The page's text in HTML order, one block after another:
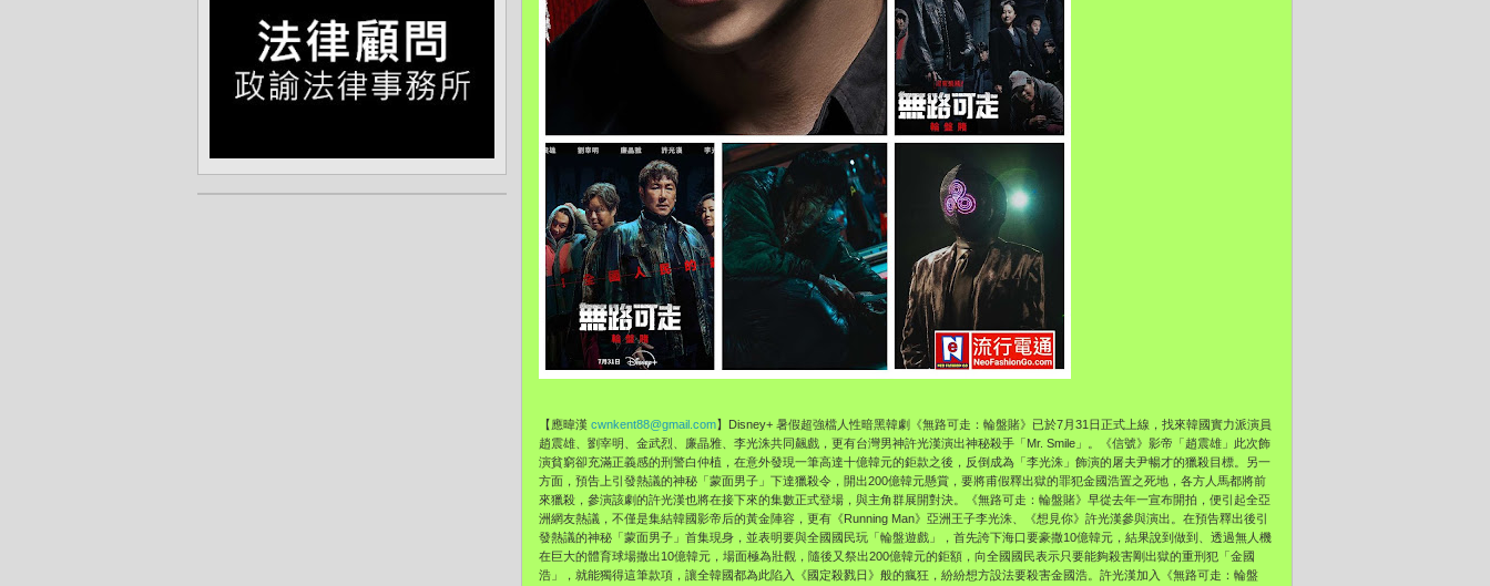
【應暐漢 cwnkent88@gmail.com】Disney+ 暑假超強檔人性暗黑韓劇《無路可走：輪盤賭》 已於7月31日正式上線，找來韓國實力派演員
趙震雄、劉宰明、 金武烈、廉晶雅、李光洙共同飆戲， 更有台灣男神許光漢演出神秘殺手「Mr. Smile」。《信號》影帝「趙震雄」 此次飾
演貧窮卻充滿正義感的刑警白仲植， 在意外發現一筆高達十億韓元的鉅款之後，反倒成為「李光洙」 飾演的屠夫尹暢才的獵殺目標。另一
方面，預告上引發熱議的神秘「蒙面男子」下達獵殺令，開出200億韓元懸賞， 要將甫假釋出獄的罪犯金國浩置之死地，各方人馬都將前
來獵殺， 參演該劇的許光漢也將在接下來的集數正式登場， 與主角群展開對決。《無路可走：輪盤賭》早從去年一宣布開拍， 便引起全亞
洲網友熱議，不僅是集結韓國影帝后的黃金陣容，更有《Running Man》亞洲王子李光洙、《想見你》許光漢參與演出。 在預告釋出後引
發熱議的神秘「蒙面男子」首集現身， 並表明要與全國國民玩「輪盤遊戲」， 首先誇下海口要豪撒10億韓元，結果說到做到、 透過無人機
在巨大的體育球場撒出10億韓元，場面極為壯觀， 隨後又祭出200億韓元的鉅額， 向全國國民表示只要能夠殺害剛出獄的重刑犯「金國
浩」， 就能獨得這筆款項，讓全韓國都為此陷入《國定殺戮日》般的瘋狂， 紛紛想方設法要殺害金國浩。許光漢加入《無路可走：輪盤